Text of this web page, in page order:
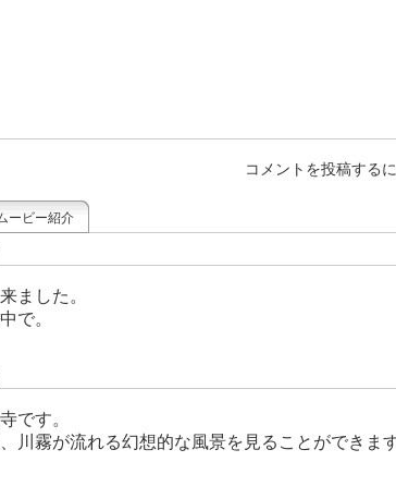
コメントを投稿する
ービー紹介
ました。
で。
です。
川霧が流れる幻想的な風景を見ることができます